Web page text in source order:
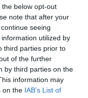
below opt-out
note that after your
seeing
utilized by
third parties prior to
of the further
by third parties on the
information may
on the IAB’s List of
érteni. A
elmélete
a